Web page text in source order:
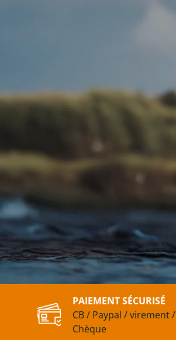
PAIEMENT SÉCURISÉ
CB / Paypal / virement /
Chèque